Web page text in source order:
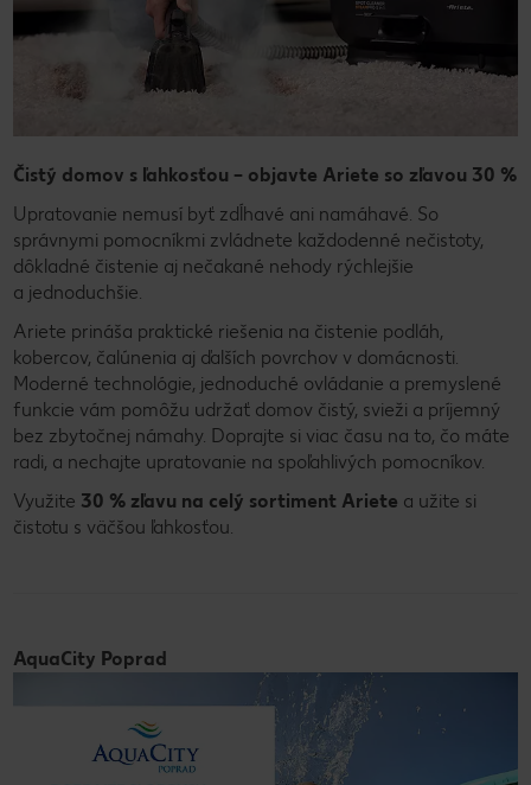
Čistý domov s ľahkosťou – objavte Ariete so zľavou 30 %
Upratovanie nemusí byť zdĺhavé ani namáhavé. So
správnymi pomocníkmi zvládnete každodenné nečistoty,
dôkladné čistenie aj nečakané nehody rýchlejšie
a jednoduchšie.
Ariete prináša praktické riešenia na čistenie podláh,
kobercov, čalúnenia aj ďalších povrchov v domácnosti.
Moderné technológie, jednoduché ovládanie a premyslené
funkcie vám pomôžu udržať domov čistý, svieži a príjemný
bez zbytočnej námahy. Doprajte si viac času na to, čo máte
radi, a nechajte upratovanie na spoľahlivých pomocníkov.
Využite 30 % zľavu na celý sortiment Ariete a užite si
čistotu s väčšou ľahkosťou.
AquaCity Poprad